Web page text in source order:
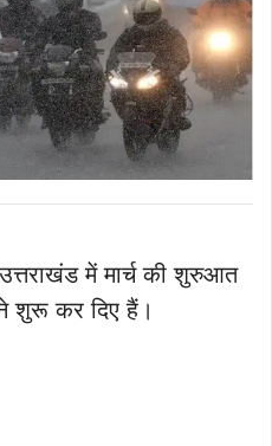
में मार्च की शुरुआत
शुरू कर दिए हैं।